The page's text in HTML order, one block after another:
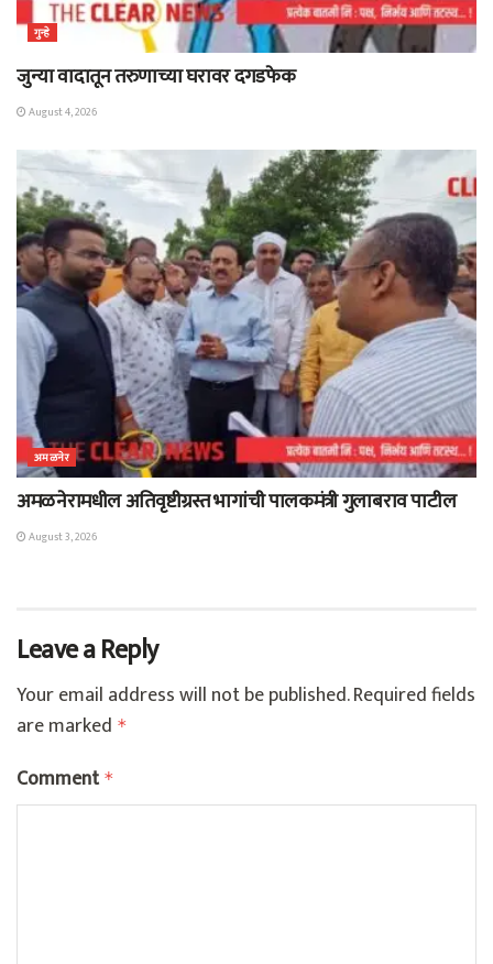
गुन्हे
जुन्या वादातून तरुणाच्या घरावर दगडफेक
August 4, 2026
अमळनेर
अमळनेरामधील अतिवृष्टीग्रस्त भागांची पालकमंत्री गुलाबराव पाटील
August 3, 2026
Leave a Reply
Your email address will not be published.Required fields
are marked *
Comment *